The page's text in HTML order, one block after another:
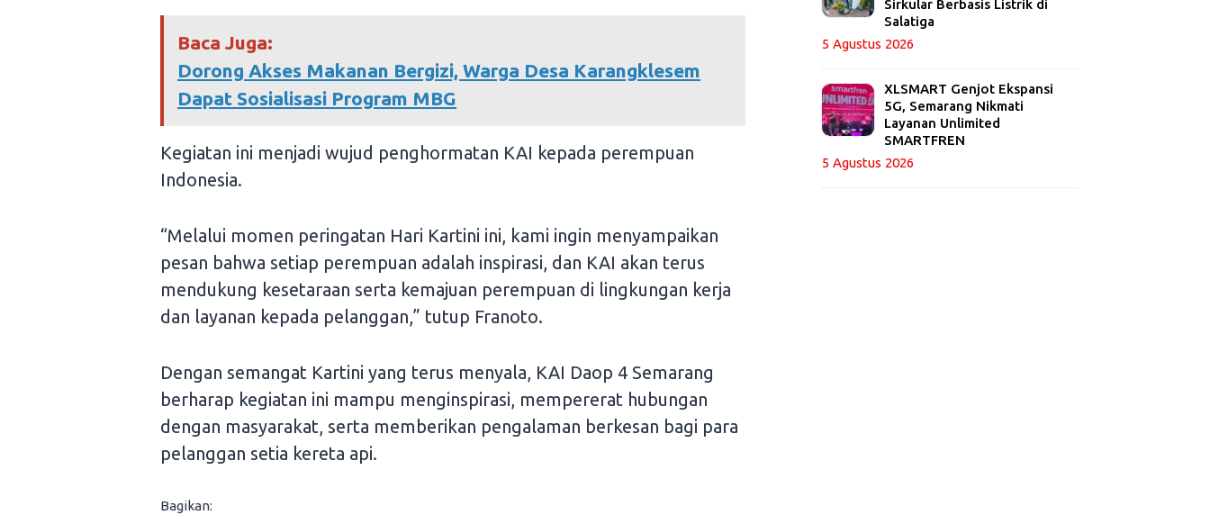
Baca Juga:
Dorong Akses Makanan Bergizi, Warga Desa Karangklesem
Dapat Sosialisasi Program MBG
Kegiatan ini menjadi wujud penghormatan KAI kepada perempuan
Indonesia.
“Melalui momen peringatan Hari Kartini ini, kami ingin menyampaikan
pesan bahwa setiap perempuan adalah inspirasi, dan KAI akan terus
mendukung kesetaraan serta kemajuan perempuan di lingkungan kerja
dan layanan kepada pelanggan,” tutup Franoto.
Dengan semangat Kartini yang terus menyala, KAI Daop 4 Semarang
berharap kegiatan ini mampu menginspirasi, mempererat hubungan
dengan masyarakat, serta memberikan pengalaman berkesan bagi para
pelanggan setia kereta api.
Bagikan:
Sirkular Berbasis Listrik di
Salatiga
5 Agustus 2026
XLSMART Genjot Ekspansi
5G, Semarang Nikmati
Layanan Unlimited
SMARTFREN
5 Agustus 2026